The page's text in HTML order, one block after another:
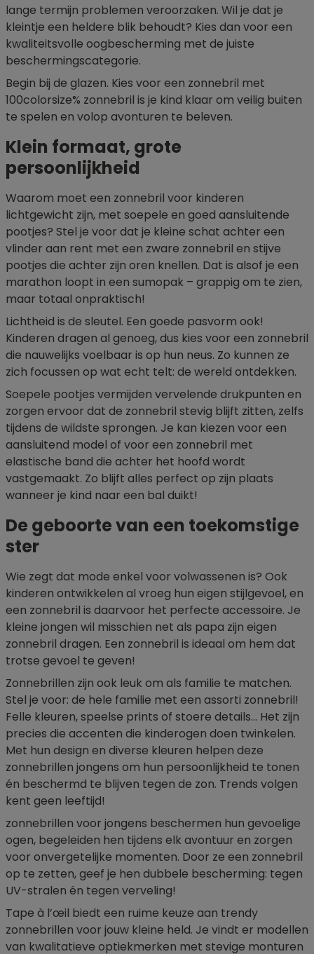
lange termijn problemen veroorzaken. Wil je dat je
kleintje een heldere blik behoudt? Kies dan voor een
kwaliteitsvolle oogbescherming met de juiste
beschermingscategorie.
Begin bij de glazen. Kies voor een zonnebril met
100colorsize% zonnebril is je kind klaar om veilig buiten
te spelen en volop avonturen te beleven.
Klein formaat, grote
persoonlijkheid
Waarom moet een zonnebril voor kinderen
lichtgewicht zijn, met soepele en goed aansluitende
pootjes? Stel je voor dat je kleine schat achter een
vlinder aan rent met een zware zonnebril en stijve
pootjes die achter zijn oren knellen. Dat is alsof je een
marathon loopt in een sumopak – grappig om te zien,
maar totaal onpraktisch!
Lichtheid is de sleutel. Een goede pasvorm ook!
Kinderen dragen al genoeg, dus kies voor een zonnebril
die nauwelijks voelbaar is op hun neus. Zo kunnen ze
zich focussen op wat echt telt: de wereld ontdekken.
Soepele pootjes vermijden vervelende drukpunten en
zorgen ervoor dat de zonnebril stevig blijft zitten, zelfs
tijdens de wildste sprongen. Je kan kiezen voor een
aansluitend model of voor een zonnebril met
elastische band die achter het hoofd wordt
vastgemaakt. Zo blijft alles perfect op zijn plaats
wanneer je kind naar een bal duikt!
De geboorte van een toekomstige
ster
Wie zegt dat mode enkel voor volwassenen is? Ook
kinderen ontwikkelen al vroeg hun eigen stijlgevoel, en
een zonnebril is daarvoor het perfecte accessoire. Je
kleine jongen wil misschien net als papa zijn eigen
zonnebril dragen. Een zonnebril is ideaal om hem dat
trotse gevoel te geven!
Zonnebrillen zijn ook leuk om als familie te matchen.
Stel je voor: de hele familie met een assorti zonnebril!
Felle kleuren, speelse prints of stoere details… Het zijn
precies die accenten die kinderogen doen twinkelen.
Met hun design en diverse kleuren helpen deze
zonnebrillen jongens om hun persoonlijkheid te tonen
én beschermd te blijven tegen de zon. Trends volgen
kent geen leeftijd!
zonnebrillen voor jongens beschermen hun gevoelige
ogen, begeleiden hen tijdens elk avontuur en zorgen
voor onvergetelijke momenten. Door ze een zonnebril
op te zetten, geef je hen dubbele bescherming: tegen
UV-stralen én tegen verveling!
Tape à l’œil biedt een ruime keuze aan trendy
zonnebrillen voor jouw kleine held. Je vindt er modellen
van kwalitatieve optiekmerken met stevige monturen